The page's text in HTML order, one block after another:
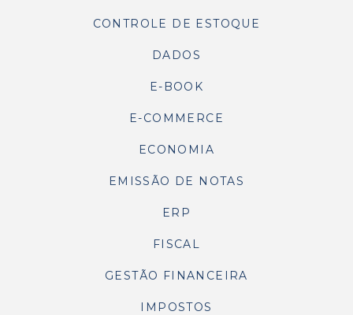
CONTROLE DE ESTOQUE
DADOS
E-BOOK
E-COMMERCE
ECONOMIA
EMISSÃO DE NOTAS
ERP
FISCAL
GESTÃO FINANCEIRA
IMPOSTOS